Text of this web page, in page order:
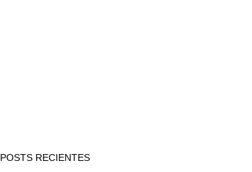
POSTS RECIENTES